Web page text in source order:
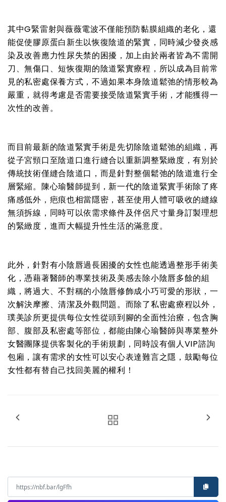
其中G緊雷射與薇薇電波不僅能預防黏膜組織的老化，還
能促使膠原蛋白新生以恢復陰道的緊實，同時減少發炎感
染及改善應力性尿失禁的困擾，加上由於兩者皆為不需開
刀、無傷口、短恢復期的陰道緊實療程，所以成為目前常
見的私密處保養方式，不過如果本身陰道鬆弛的情形較為
嚴重，就得考慮是否需要接受陰道緊實手術，才能獲得一
次性的改善。
而目前最新的陰道緊實手術是先切除陰道鬆弛的組織，再
從子宮頸口至陰道口進行縫合以重新調整緊緻度，有別於
傳統技術僅縫合陰道口，而是針對整個鬆弛的陰道進行全
層緊縮。陳心瑜醫師提到，新一代的陰道緊實手術除了疼
痛感低外，疤痕也相當隱密，甚至使用人體可吸收的縫線
無須拆線，同時可以依需求條件及伴侶尺寸量身訂製理想
的緊緻度，進而大幅提升性生活的滿意度。
此外，針對有小陰唇過長困擾的女性也能透過整形手術美
化，憑藉著醫師的專業技術及美感去除小陰唇多餘的組
織，將過大、不對稱的小陰唇修飾成小巧可愛的形狀，一
次解決摩擦、清潔及外觀問題。而除了私密處療程以外，
璞美診所更提供每位女性從頭到腳的全面性治療，包含胸
部、腹部及私密處等部位，都能由陳心瑜醫師與專業整外
女醫團隊提供客製化的手術規劃，同時設有個人VIP諮詢
包廂，讓有需求的女性可以安心表達難言之隱，鼓勵每位
女性都有替自己找回美麗的權利！